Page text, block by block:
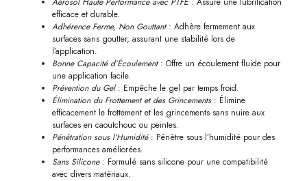
efficace et durable.
Adhérence Ferme, Non Gouttant: Adhère fermement aux
surfaces sans goutter, assurant une stabilité lors de
l’application.
Bonne Capacité d’Écoulement: Offre un écoulement fluide pour
une application facile.
Prévention du Gel: Empêche le gel par temps froid.
Élimination du Frottement et des Grincements: Élimine
efficacement le frottement et les grincements sans nuire aux
surfaces en caoutchouc ou peintes.
Pénétration sous l’Humidité: Pénètre sous l’humidité pour des
performances améliorées.
Sans Silicone: Formulé sans silicone pour une compatibilité
avec divers matériaux.